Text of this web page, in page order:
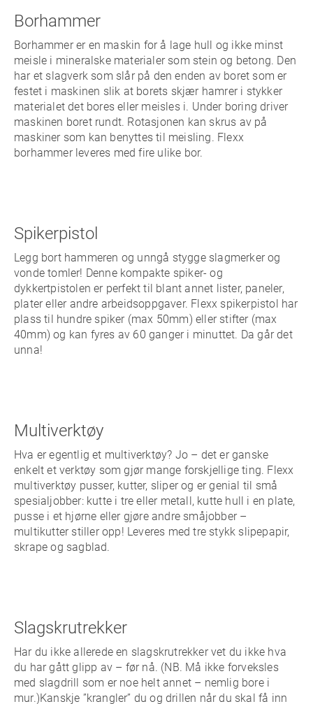
Borhammer
Borhammer er en maskin for å lage hull og ikke minst
meisle i mineralske materialer som stein og betong. Den
har et slagverk som slår på den enden av boret som er
festet i maskinen slik at borets skjær hamrer i stykker
materialet det bores eller meisles i. Under boring driver
maskinen boret rundt. Rotasjonen kan skrus av på
maskiner som kan benyttes til meisling. Flexx
borhammer leveres med fire ulike bor.
Spikerpistol
Legg bort hammeren og unngå stygge slagmerker og
vonde tomler! Denne kompakte spiker- og
dykkertpistolen er perfekt til blant annet lister, paneler,
plater eller andre arbeidsoppgaver. Flexx spikerpistol har
plass til hundre spiker (max 50mm) eller stifter (max
40mm) og kan fyres av 60 ganger i minuttet. Da går det
unna!
Multiverktøy
Hva er egentlig et multiverktøy? Jo – det er ganske
enkelt et verktøy som gjør mange forskjellige ting. Flexx
multiverktøy pusser, kutter, sliper og er genial til små
spesialjobber: kutte i tre eller metall, kutte hull i en plate,
pusse i et hjørne eller gjøre andre småjobber –
multikutter stiller opp! Leveres med tre stykk slipepapir,
skrape og sagblad.
Slagskrutrekker
Har du ikke allerede en slagskrutrekker vet du ikke hva
du har gått glipp av – før nå. (NB. Må ikke forveksles
med slagdrill som er noe helt annet – nemlig bore i
mur.)Kanskje ”krangler” du og drillen når du skal få inn